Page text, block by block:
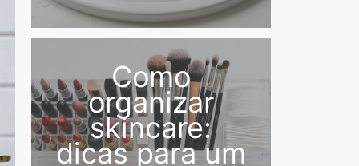
Como
organizar
skincare:
dicas para um